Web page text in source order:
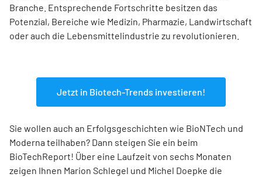
Branche. Entsprechende Fortschritte besitzen das
Potenzial, Bereiche wie Medizin, Pharmazie, Landwirtschaft
oder auch die Lebensmittelindustrie zu revolutionieren.
Jetzt in Biotech-Trends investieren!
Sie wollen auch an Erfolgsgeschichten wie BioNTech und
Moderna teilhaben? Dann steigen Sie ein beim
BioTechReport! Über eine Laufzeit von sechs Monaten
zeigen Ihnen Marion Schlegel und Michel Doepke die